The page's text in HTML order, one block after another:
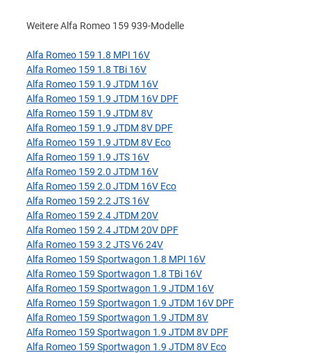
Weitere Alfa Romeo 159 939-Modelle
Alfa Romeo 159 1.8 MPI 16V
Alfa Romeo 159 1.8 TBi 16V
Alfa Romeo 159 1.9 JTDM 16V
Alfa Romeo 159 1.9 JTDM 16V DPF
Alfa Romeo 159 1.9 JTDM 8V
Alfa Romeo 159 1.9 JTDM 8V DPF
Alfa Romeo 159 1.9 JTDM 8V Eco
Alfa Romeo 159 1.9 JTS 16V
Alfa Romeo 159 2.0 JTDM 16V
Alfa Romeo 159 2.0 JTDM 16V Eco
Alfa Romeo 159 2.2 JTS 16V
Alfa Romeo 159 2.4 JTDM 20V
Alfa Romeo 159 2.4 JTDM 20V DPF
Alfa Romeo 159 3.2 JTS V6 24V
Alfa Romeo 159 Sportwagon 1.8 MPI 16V
Alfa Romeo 159 Sportwagon 1.8 TBi 16V
Alfa Romeo 159 Sportwagon 1.9 JTDM 16V
Alfa Romeo 159 Sportwagon 1.9 JTDM 16V DPF
Alfa Romeo 159 Sportwagon 1.9 JTDM 8V
Alfa Romeo 159 Sportwagon 1.9 JTDM 8V DPF
Alfa Romeo 159 Sportwagon 1.9 JTDM 8V Eco